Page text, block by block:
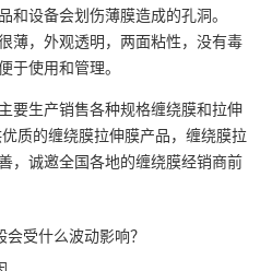
和设备会划伤薄膜造成的孔洞。
，外观透明，两面粘性，没有毒
于使用和管理。
要生产销售各种规格缠绕膜和拉伸
质的缠绕膜拉伸膜产品，缠绕膜拉
，诚邀全国各地的缠绕膜经销商前
受什么波动影响？